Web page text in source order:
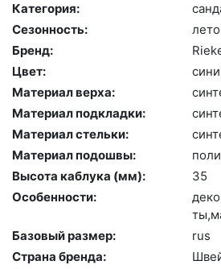
Категория:
Сезонность:
ле­то
Бренд:
Цвет:
Материал верха:
Материал подкладки:
Материал стельки:
Материал подошвы:
Высота каблука (мм):
35
Особенности:
Базовый размер:
rus
Страна бренда: